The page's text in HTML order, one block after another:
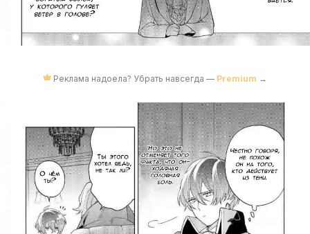
Реклама надоела? Убрать навсегда — Premium →